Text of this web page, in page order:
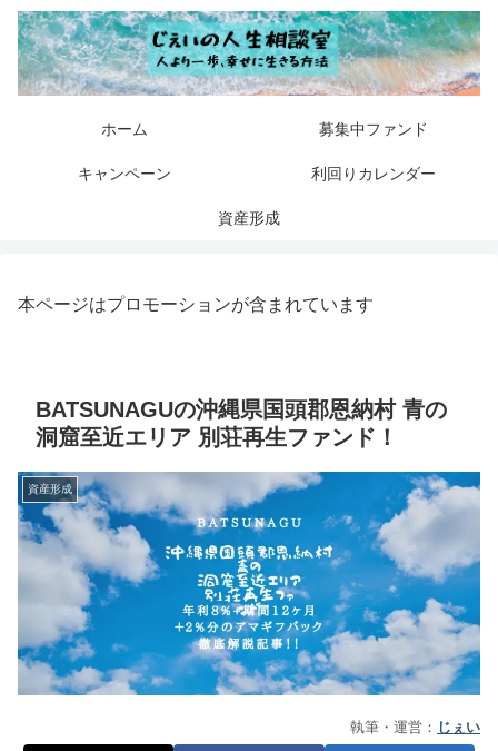
ホーム 募集中ファンド
キャンペーン 利回りカレンダー
資産形成
本ページはプロモーションが含まれています
BATSUNAGUの沖縄県国頭郡恩納村 青の
洞窟至近エリア 別荘再生ファンド！
資産形成
執筆・運営： じぇい